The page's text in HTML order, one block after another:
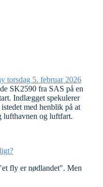
torsdag 5. februar 2026
SK2590 fra SAS på en
Indlægget spekulerer
med henblik på at
lufthavnen og luftfart.
fly er nødlandet". Men